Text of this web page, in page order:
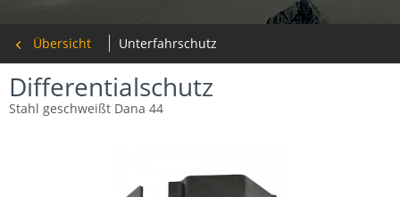
Übersicht Unterfahrschutz
Differentialschutz
Stahl geschweißt Dana 44